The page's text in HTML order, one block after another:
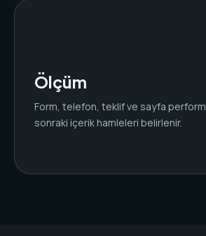
Ölçüm
Form, telefon, teklif ve sayfa
sonraki içerik hamleleri belirlenir.